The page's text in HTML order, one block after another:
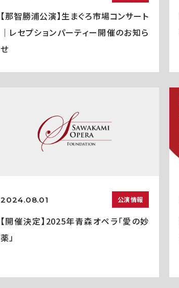
【那智勝浦公演】生まぐろ市場コンサート
｜レセプションパーティー開催のお知ら
せ
2024.08.01 公演情報
【開催決定】2025年青森オペラ「愛の妙
薬」